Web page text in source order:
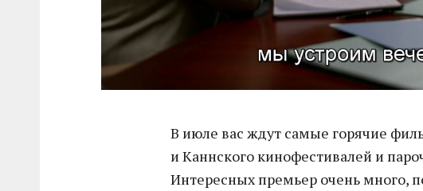
В июле вас ждут самые горячие
и Каннского кинофестивалей и
Интересных премьер очень много,